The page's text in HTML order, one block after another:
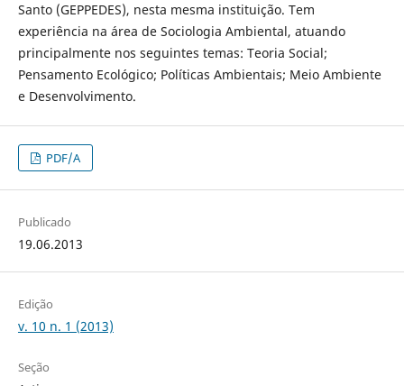
Santo (GEPPEDES), nesta mesma instituição. Tem
experiência na área de Sociologia Ambiental, atuando
principalmente nos seguintes temas: Teoria Social;
Pensamento Ecológico; Políticas Ambientais; Meio Ambiente
e Desenvolvimento.
PDF/A
Publicado
19.06.2013
Edição
v. 10 n. 1 (2013)
Seção